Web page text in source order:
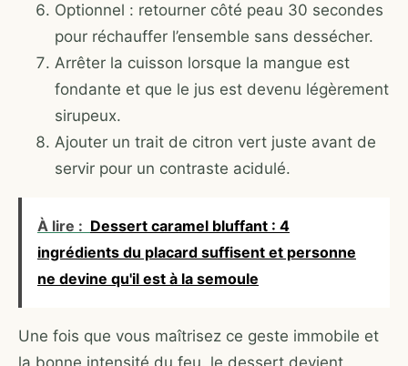
Optionnel : retourner côté peau 30 secondes
pour réchauffer l’ensemble sans dessécher.
Arrêter la cuisson lorsque la mangue est
fondante et que le jus est devenu légèrement
sirupeux.
Ajouter un trait de citron vert juste avant de
servir pour un contraste acidulé.
À lire : Dessert caramel bluffant : 4
ingrédients du placard suffisent et personne
ne devine qu'il est à la semoule
Une fois que vous maîtrisez ce geste immobile et
la bonne intensité du feu, le dessert devient